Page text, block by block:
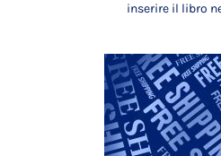
inserire il libro